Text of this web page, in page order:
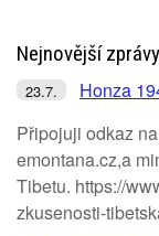
Nejnovější
23.7. Honza
Připojuji odkaz
emontana.cz,a
Tibetu. https://
zkusenosti-